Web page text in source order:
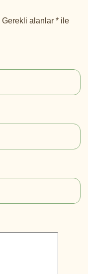
Gerekli alanlar * ile